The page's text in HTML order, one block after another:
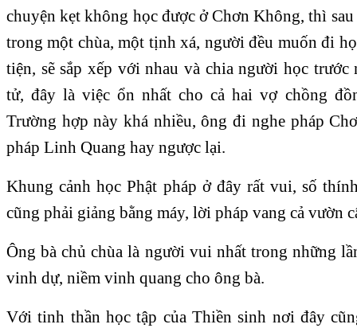
chuyện kẹt không học được ở Chơn Không, thì
trong một chùa, một tịnh xá, người đều muốn đi
tiện, sẽ sắp xếp với nhau và chia người học
tử, đây là việc ổn nhất cho cả hai vợ chồng
Trường hợp này khá nhiều, ông đi nghe pháp
pháp Linh Quang hay ngược lại.
Khung cảnh học Phật pháp ở đây rất vui, số
cũng phải giảng bằng máy, lời pháp vang cả vườn
Ông bà chủ chùa là người vui nhất trong những
vinh dự, niềm vinh quang cho ông bà.
Với tinh thần học tập của Thiền sinh nơi đây